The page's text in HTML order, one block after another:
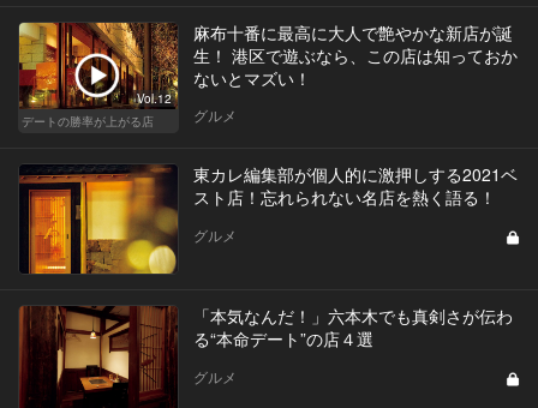
Vol.12
デートの勝率が上がる店
麻布十番に最高に大人で艶やかな新店が誕
生！ 港区で遊ぶなら、この店は知っておか
ないとマズい！
グルメ
東カレ編集部が個人的に激押しする2021ベ
スト店！忘れられない名店を熱く語る！
グルメ
「本気なんだ！」六本木でも真剣さが伝わ
る“本命デート”の店４選
グルメ